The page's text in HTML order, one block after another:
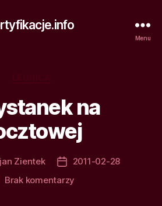
Menu
na
Zientek
Data2011-02-28
Brak komentarzy